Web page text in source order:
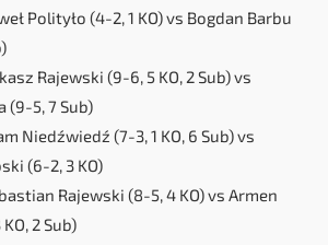
Polityło (4-2, 1 KO) vs Bogdan Barbu
Rajewski (9-6, 5 KO, 2 Sub) vs
(9-5, 7 Sub)
Niedźwiedź (7-3, 1 KO, 6 Sub) vs
(6-2, 3 KO)
Rajewski (8-5, 4 KO) vs Armen
2 Sub)